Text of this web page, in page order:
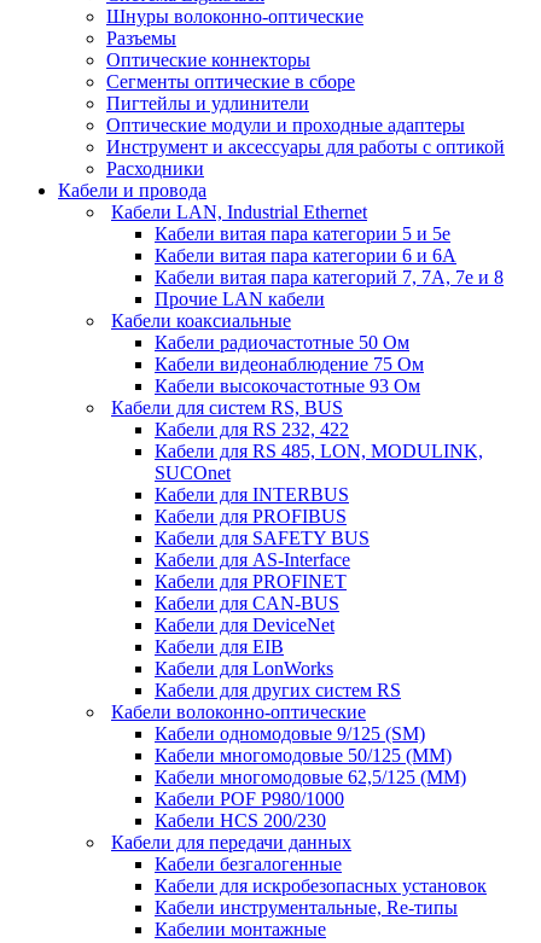
Шнуры волоконно-оптические
Разъемы
Оптические коннекторы
Сегменты оптические в сборе
Пигтейлы и удлинители
Оптические модули и проходные адаптеры
Инструмент и аксессуары для работы с оптикой
Расходники
Кабели и провода
Кабели LAN, Industrial Ethernet
Кабели витая пара категории 5 и 5е
Кабели витая пара категории 6 и 6A
Кабели витая пара категорий 7, 7А, 7е и 8
Прочие LAN кабели
Кабели коаксиальные
Кабели радиочастотные 50 Ом
Кабели видеонаблюдение 75 Ом
Кабели высокочастотные 93 Ом
Кабели для систем RS, BUS
Кабели для RS 232, 422
Кабели для RS 485, LON, MODULINK,
SUCOnet
Кабели для INTERBUS
Кабели для PROFIBUS
Кабели для SAFETY BUS
Кабели для AS-Interface
Кабели для PROFINET
Кабели для CAN-BUS
Кабели для DeviceNet
Кабели для EIB
Кабели для LonWorks
Кабели для других систем RS
Кабели волоконно-оптические
Кабели одномодовые 9/125 (SM)
Кабели многомодовые 50/125 (ММ)
Кабели многомодовые 62,5/125 (ММ)
Кабели POF P980/1000
Кабели HCS 200/230
Кабели для передачи данных
Кабели безгалогенные
Кабели для искробезопасных установок
Кабели инструментальные, Re-типы
Кабелии монтажные